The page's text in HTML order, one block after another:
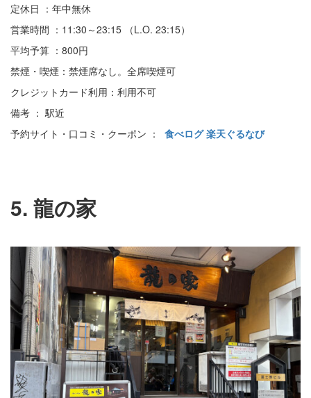
定休日 ：年中無休
営業時間 ：11:30～23:15 （L.O. 23:15）
平均予算 ：800円
禁煙・喫煙：禁煙席なし。全席喫煙可
クレジットカード利用：利用不可
備考 ： 駅近
予約サイト・口コミ・クーポン ： 食べログ楽天ぐるなび
5. 龍の家